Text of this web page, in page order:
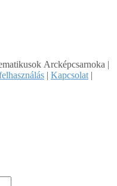
Arcképcsarnoka |
| Kapcsolat |